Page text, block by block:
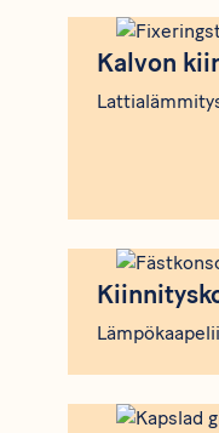
Kalvon
Kalvon
Kiinnityskonsoli
Koteloitu anturi